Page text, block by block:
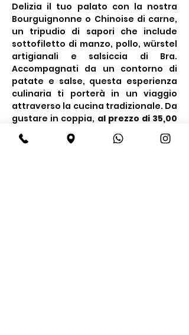
Delizia il tuo palato con la nostra
Bourguignonne o Chinoise di carne,
un tripudio di sapori che include
sottofiletto di manzo, pollo, würstel
artigianali e salsiccia di Bra.
Accompagnati da un contorno di
patate e salse, questa esperienza
culinaria ti porterà in un viaggio
attraverso la cucina tradizionale. Da
gustare in coppia, al prezzo di 35,00
€ a persona.